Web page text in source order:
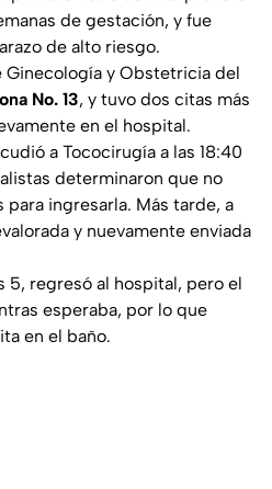
de gestación, y fue
de alto riesgo.
Ginecología y Obstetricia del
No. 13, y tuvo dos citas más
en el hospital.
a Tococirugía a las 18:40
determinaron que no
ingresarla. Más tarde, a
y nuevamente enviada
5, regresó al hospital, pero el
esperaba, por lo que
en el baño.